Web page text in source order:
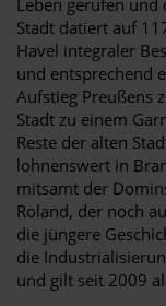
Stadt datiert auf
Havel integraler
und entsprechend
Aufstieg Preußens
Stadt zu einem
Reste der alten
lohnenswert in
mitsamt der
Roland, der noch
die jüngere
die
und gilt seit 2009